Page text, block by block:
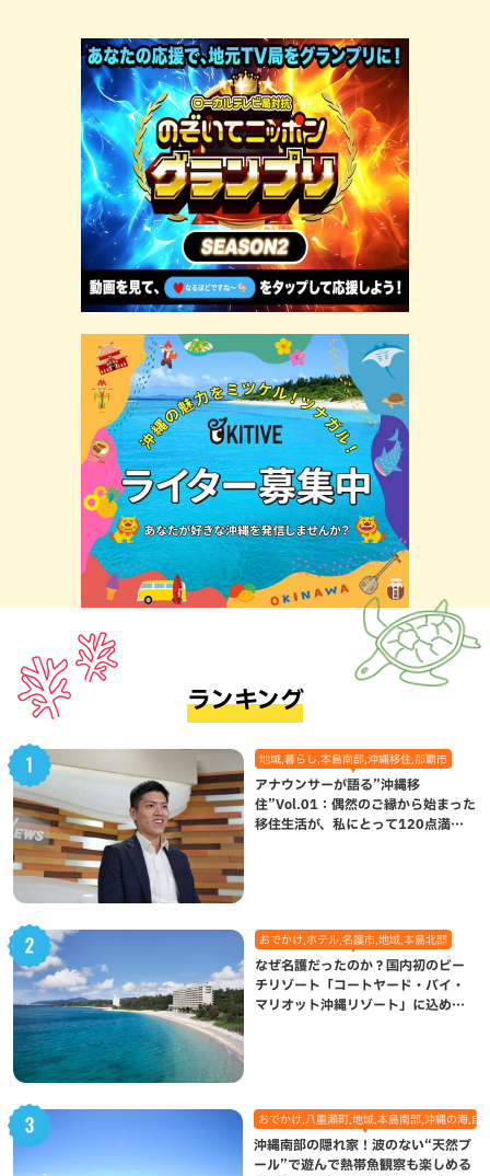
ランキング
地域,暮らし,本島南部,沖縄移住,那覇市
アナウンサーが語る”沖縄移
住”Vol.01：偶然のご縁から始まった
移住生活が、私にとって120点満点
おでかけ,ホテル,名護市,地域,本島北部
なぜ名護だったのか？国内初のビー
チリゾート「コートヤード・バイ・
マリオット沖縄リゾート」に込めら
おでかけ,八重瀬町,地域,本島南部,沖縄の海,自
沖縄南部の隠れ家！波のない“天然プ
ール”で遊んで熱帯魚観察も楽しめる